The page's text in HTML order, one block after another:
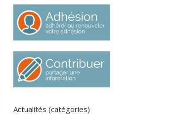
Actualités (catégories)